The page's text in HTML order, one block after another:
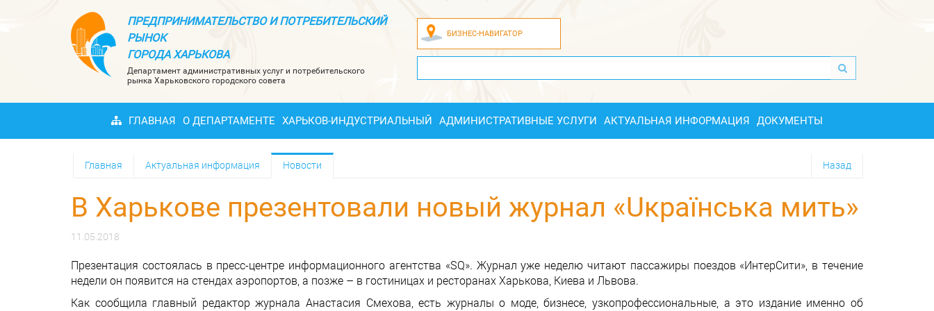
ПРЕДПРИНИМАТЕЛЬСТВО И ПОТРЕБИТЕЛЬСКИЙ
РЫНОК
ГОРОДА ХАРЬКОВА
Департамент административных услуг и потребительского
рынка Харьковского городского совета
БИЗНЕС-НАВИГАТОР
ГЛАВНАЯ О ДЕПАРТАМЕНТЕ ХАРЬКОВ-ИНДУСТРИАЛЬНЫЙ АДМИНИСТРАТИВНЫЕ УСЛУГИ АКТУАЛЬНАЯ ИНФОРМАЦИЯ ДОКУМЕНТЫ
Назад
Главная Актуальная информация Новости
В Харькове презентовали новый журнал «Uкраїнська мить»
11.05.2018
Презентация состоялась в пресс-центре информационного агентства «SQ». Журнал уже неделю читают пассажиры поездов «ИнтерСити», в течение
недели он появится на стендах аэропортов, а позже – в гостиницах и ресторанах Харькова, Киева и Львова.
Как сообщила главный редактор журнала Анастасия Смехова, есть журналы о моде, бизнесе, узкопрофессиональные, а это издание именно об